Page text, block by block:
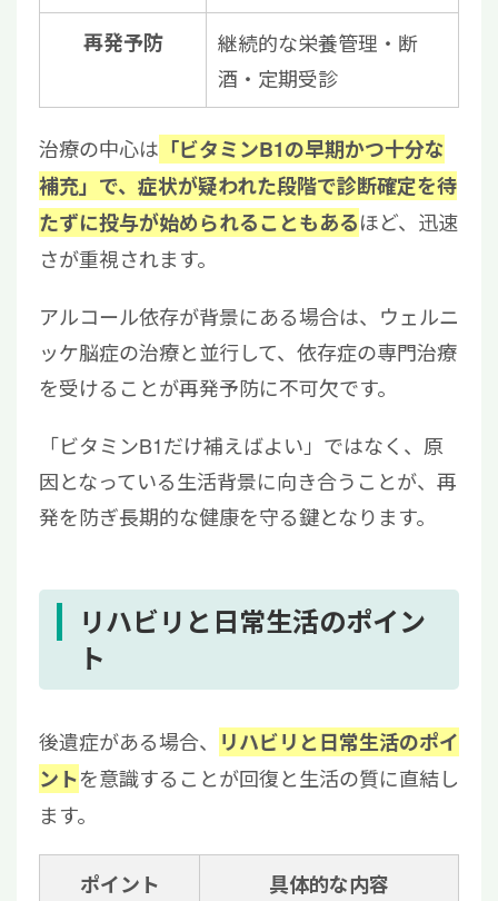
再発予防
継続的な栄養管理・断
酒・定期受診
治療の中心は 「ビタミンB1の早期かつ十分な
補充」で、症状が疑われた段階で診断確定を待
たずに投与が始められることもあるほど、迅速
さが重視されます。
アルコール依存が背景にある場合は、ウェルニ
ッケ脳症の治療と並行して、依存症の専門治療
を受けることが再発予防に不可欠です。
「ビタミンB1だけ補えばよい」ではなく、原
因となっている生活背景に向き合うことが、再
発を防ぎ長期的な健康を守る鍵となります。
リハビリと日常生活のポイン
ト
後遺症がある場合、
リハビリと日常生活のポイ
ントを意識することが回復と生活の質に直結し
ます。
ポイント 具体的な内容